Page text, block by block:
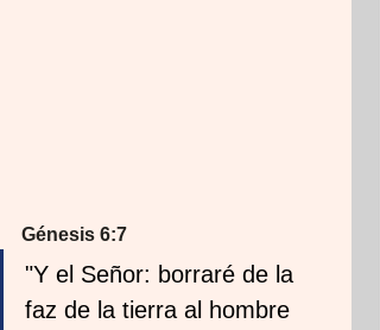
Génesis 6:7
"Y el Señor: borraré de la
faz de la tierra al hombre